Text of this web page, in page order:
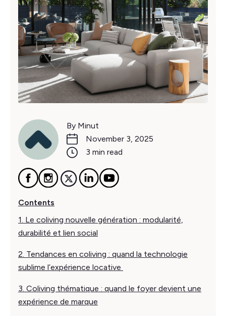
By Minut
November 3, 2025
3 min read
Contents
1. Le coliving nouvelle génération : modularité,
durabilité et lien social
2. Tendances en coliving : quand la technologie
sublime l’expérience locative
3. Coliving thématique : quand le foyer devient une
expérience de marque